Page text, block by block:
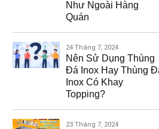
Như Ngoài Hàng
Quán
Nên Sử Dụng Thùng
Đá Inox Hay Thùng
Inox Có Khay
Topping?
24 Tháng 7, 2024
23 Tháng 7, 2024